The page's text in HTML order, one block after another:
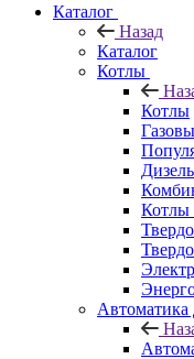
Каталог
Назад
Каталог
Котлы
Котлы
Котлы
Автоматика